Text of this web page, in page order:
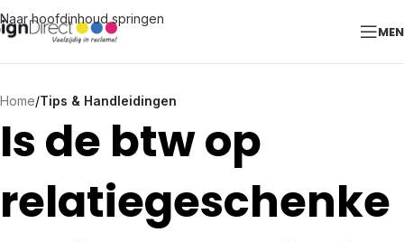
Naar hoofdinhoud springen
Home/Tips & Handleidingen
Is de btw op
relatiegeschenke